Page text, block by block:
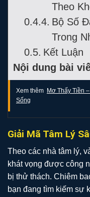
Theo
Bộ Số
Trong
Kết Luận
Nội dung bài
Xem thêm Mơ Thấy Tiền
Sống
Giải Mã Tâm Lý
Theo các nhà tâm lý,
khát vọng được công
bị thử thách. Chiêm
bạn đang tìm kiếm sự